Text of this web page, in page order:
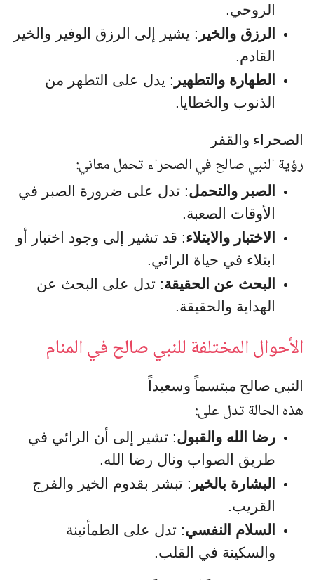
الروحي.
الرزق والخير : يشير إلى الرزق الوفير والخير
القادم.
الطهارة والتطهير : يدل على التطهر من
الذنوب والخطايا.
الصحراء والقفر
رؤية النبي صالح في الصحراء تحمل معاني:
الصبر والتحمل: تدل على ضرورة الصبر في
الأوقات الصعبة.
الاختبار والابتلاء: قد تشير إلى وجود اختبار أو
ابتلاء في حياة الرائي.
البحث عن الحقيقة: تدل على البحث عن
الهداية والحقيقة.
الأحوال المختلفة للنبي صالح في المنام
النبي صالح مبتسماً وسعيداً
هذه الحالة تدل على:
رضا الله والقبول: تشير إلى أن الرائي في
طريق الصواب ونال رضا الله.
البشارة بالخير : تبشر بقدوم الخير والفرج
القريب.
السلام النفسي: تدل على الطمأنينة
والسكينة في القلب.